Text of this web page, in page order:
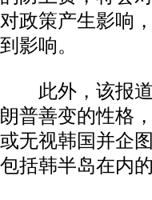
对政策产生影响
到影响。
此外，该报道
朗普善变的性格
或无视韩国并企
包括韩半岛在内